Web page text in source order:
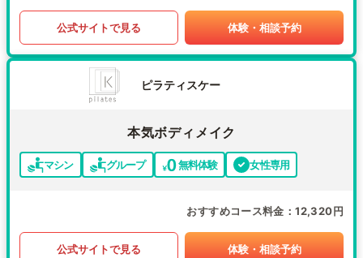
公式サイトで見る 体験・相談予約
ピラティスケー
本気ボディメイク
マシン グループ 無料体験 女性専用
おすすめコース料金 12,320円
公式サイトで見る 体験・相談予約